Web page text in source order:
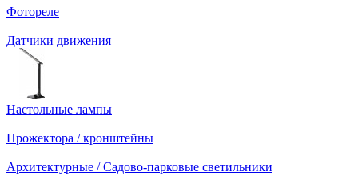
Фотореле
Датчики движения
Настольные лампы
Прожектора / кронштейны
Архитектурные / Садово-парковые светильники